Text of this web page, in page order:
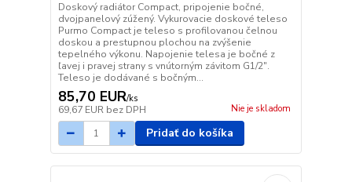
Doskový radiátor Compact, pripojenie bočné,
dvojpanelový zúžený. Vykurovacie doskové teleso
Purmo Compact je teleso s profilovanou čelnou
doskou a prestupnou plochou na zvýšenie
tepelného výkonu. Napojenie telesa je bočné z
ľavej i pravej strany s vnútorným závitom G1/2".
Teleso je dodávané s bočným...
85,70 EUR/ks
69,67 EUR bez DPH Nie je skladom
Pridať do košíka